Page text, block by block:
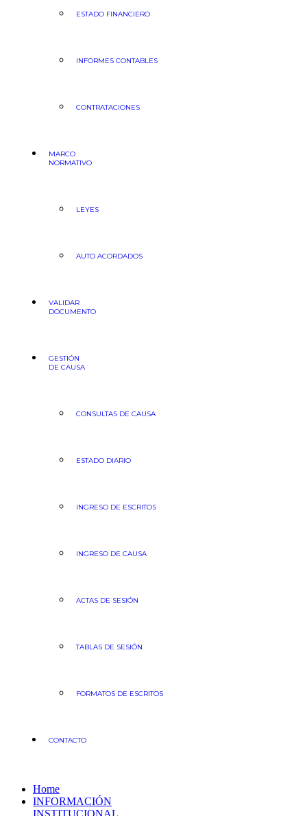
ESTADO FINANCIERO
INFORMES CONTABLES
CONTRATACIONES
MARCO
NORMATIVO
LEYES
AUTO ACORDADOS
VALIDAR
DOCUMENTO
GESTIÓN
DE CAUSA
CONSULTAS DE CAUSA
ESTADO DIARIO
INGRESO DE ESCRITOS
INGRESO DE CAUSA
ACTAS DE SESIÓN
TABLAS DE SESIÓN
FORMATOS DE ESCRITOS
CONTACTO
Home
INFORMACIÓN
INSTITUCIONAL